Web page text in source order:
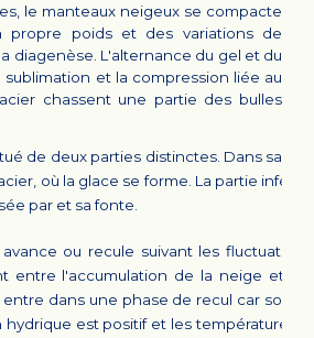
le manteaux neigeux se compacte
propre poids et des variations de
diagenèse. L'alternance du gel et du
sublimation et la compression liée au
chassent une partie des bulles
de deux parties distinctes. Dans sa
où la glace se forme. La partie
par et sa fonte.
ou recule suivant les
entre l'accumulation de la neige et
entre dans une phase de recul car son
hydrique est positif et les températures